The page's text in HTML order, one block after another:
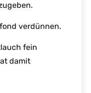
verdünnen.
fein
damit